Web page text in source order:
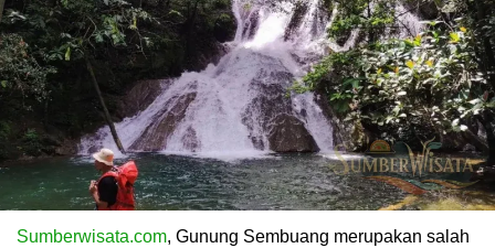
Sumberwisata.com, Gunung Sembuang merupakan salah